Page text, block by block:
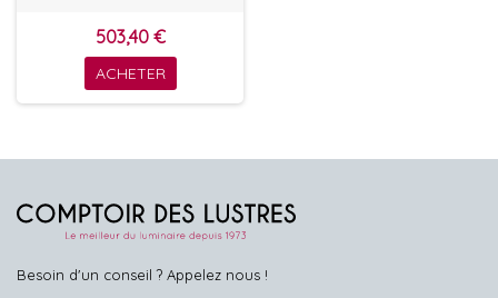
503,40 €
ACHETER
Besoin d'un conseil ? Appelez nous !